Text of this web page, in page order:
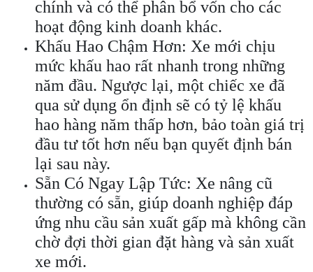
chính và có thể phân bổ vốn cho các
hoạt động kinh doanh khác.
Khấu Hao Chậm Hơn: Xe mới chịu
mức khấu hao rất nhanh trong những
năm đầu. Ngược lại, một chiếc xe đã
qua sử dụng ổn định sẽ có tỷ lệ khấu
hao hàng năm thấp hơn, bảo toàn giá trị
đầu tư tốt hơn nếu bạn quyết định bán
lại sau này.
Sẵn Có Ngay Lập Tức: Xe nâng cũ
thường có sẵn, giúp doanh nghiệp đáp
ứng nhu cầu sản xuất gấp mà không cần
chờ đợi thời gian đặt hàng và sản xuất
xe mới.